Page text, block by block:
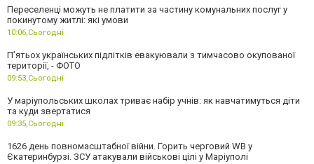
Переселенці можуть не платити за частину комунальних послуг у
покинутому житлі: які умови
10:06,Сьогодні
П’ятьох українських підлітків евакуювали з тимчасово окупованої
території, - ФОТО
09:53,Сьогодні
У маріупольських школах триває набір учнів: як навчатимуться діти
та куди звертатися
09:35,Сьогодні
1626 день повномасштабної війни. Горить черговий WB у
Єкатеринбурзі. ЗСУ атакували військові цілі у Маріуполі